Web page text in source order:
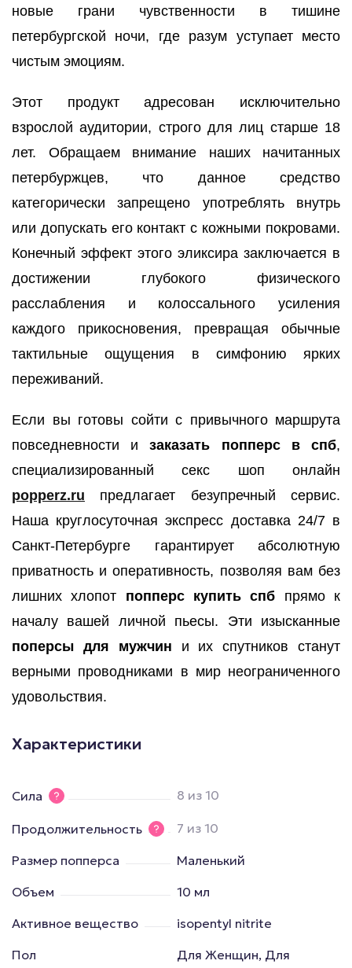
новые грани чувственности в тишине
петербургской ночи, где разум уступает место
чистым эмоциям.
Этот продукт адресован исключительно
взрослой аудитории, строго для лиц старше 18
лет. Обращаем внимание наших начитанных
петербуржцев, что данное средство
категорически запрещено употреблять внутрь
или допускать его контакт с кожными покровами.
Конечный эффект этого эликсира заключается в
достижении глубокого физического
расслабления и колоссального усиления
каждого прикосновения, превращая обычные
тактильные ощущения в симфонию ярких
переживаний.
Если вы готовы сойти с привычного маршрута
повседневности изаказать попперс в спб,
специализированный секс шоп онлайн
popperz.ru предлагает безупречный сервис.
Наша круглосуточная экспресс доставка 24/7 в
Санкт-Петербурге гарантирует абсолютную
приватность и оперативность, позволяя вам без
лишних хлопот попперс купить спб прямо к
началу вашей личной пьесы. Эти изысканные
поперсы для мужчин и их спутников станут
верными проводниками в мир неограниченного
удовольствия.
Характеристики
Сила 8 из 10
Продолжительность 7 из 10
Размер попперса
Маленький
Объем
10 мл
Активное вещество
isopentyl nitrite
Пол
Для Женщин, Для